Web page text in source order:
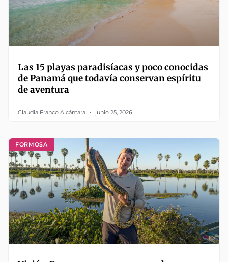
Las 15 playas paradisíacas y poco conocidas
de Panamá que todavía conservan espíritu
de aventura
Claudia Franco Alcántara junio 25, 2026
FORMOSA